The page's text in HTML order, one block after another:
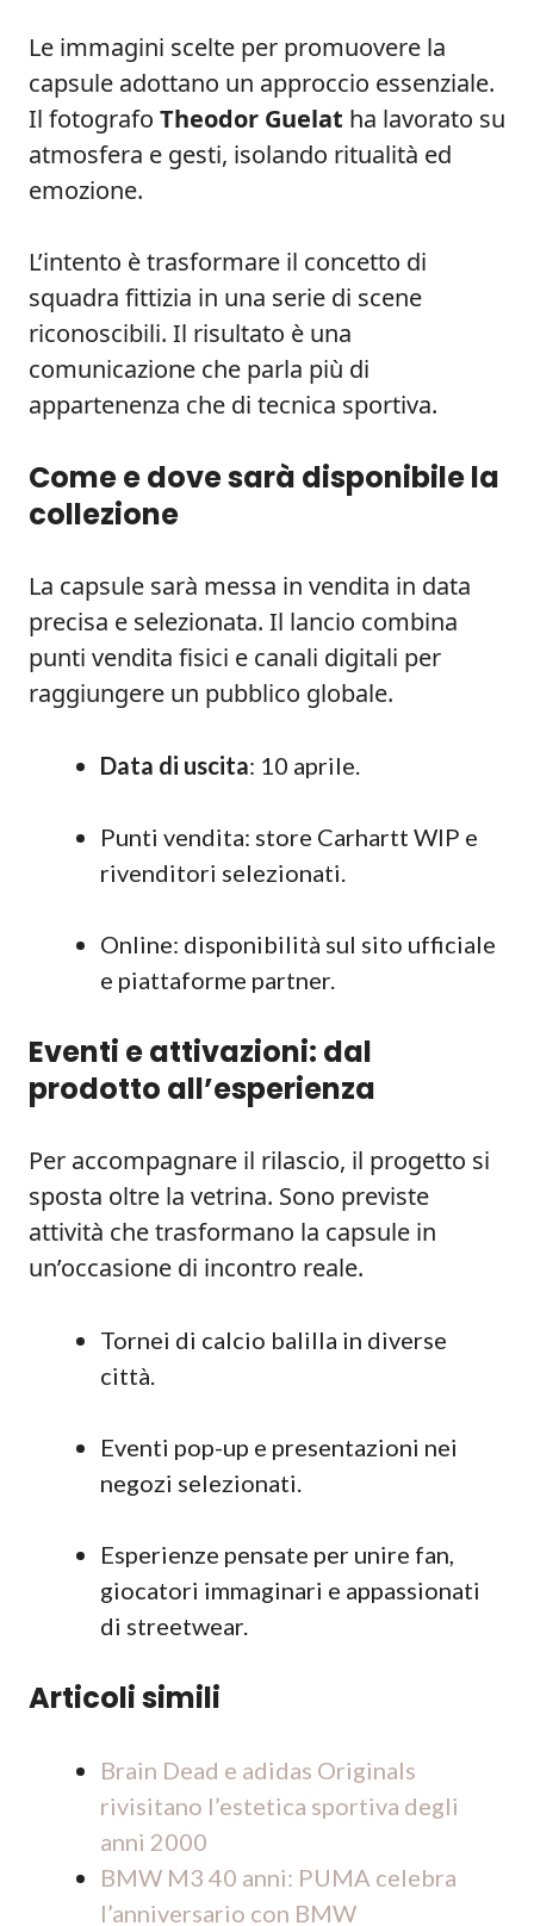
Le immagini scelte per promuovere la
capsule adottano un approccio essenziale.
Il fotografo Theodor Guelat ha lavorato su
atmosfera e gesti, isolando ritualità ed
emozione.
L’intento è trasformare il concetto di
squadra fittizia in una serie di scene
riconoscibili. Il risultato è una
comunicazione che parla più di
appartenenza che di tecnica sportiva.
Come e dove sarà disponibile la
collezione
La capsule sarà messa in vendita in data
precisa e selezionata. Il lancio combina
punti vendita fisici e canali digitali per
raggiungere un pubblico globale.
Data di uscita: 10 aprile.
Punti vendita: store Carhartt WIP e
rivenditori selezionati.
Online: disponibilità sul sito ufficiale
e piattaforme partner.
Eventi e attivazioni: dal
prodotto all’esperienza
Per accompagnare il rilascio, il progetto si
sposta oltre la vetrina. Sono previste
attività che trasformano la capsule in
un’occasione di incontro reale.
Tornei di calcio balilla in diverse
città.
Eventi pop-up e presentazioni nei
negozi selezionati.
Esperienze pensate per unire fan,
giocatori immaginari e appassionati
di streetwear.
Articoli simili
Brain Dead e adidas Originals
rivisitano l’estetica sportiva degli
anni 2000
BMW M3 40 anni: PUMA celebra
l’anniversario con BMW